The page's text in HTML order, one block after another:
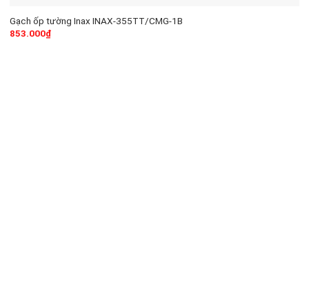
Gạch ốp tường Inax INAX-355TT/CMG-1B
853.000₫